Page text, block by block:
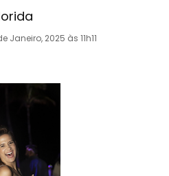
Janeiro, 2025 às 11h11